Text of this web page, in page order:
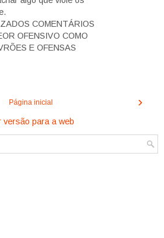
COMENTÁRIOS
OFENSIVO COMO
E OFENSAS
›
Página inicial
versão para a web